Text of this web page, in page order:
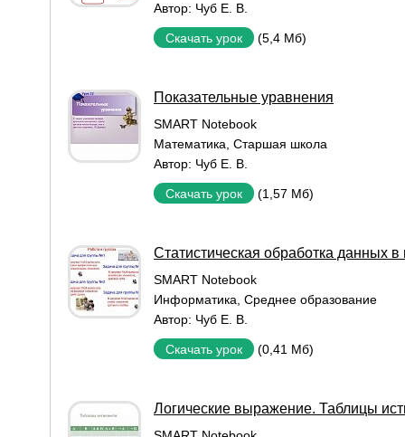
Автор: Чуб Е. В.
Скачать урок (5,4 Мб)
Показательные уравнения
SMART Notebook
Математика Старшая школа
Автор: Чуб Е. В.
Скачать урок (1,57 Мб)
Статистическая обработка данных в
SMART Notebook
Информатика Среднее образование
Автор: Чуб Е. В.
Скачать урок (0,41 Мб)
Логические выражение. Таблицы